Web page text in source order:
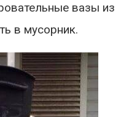
вазы из
в мусорник.